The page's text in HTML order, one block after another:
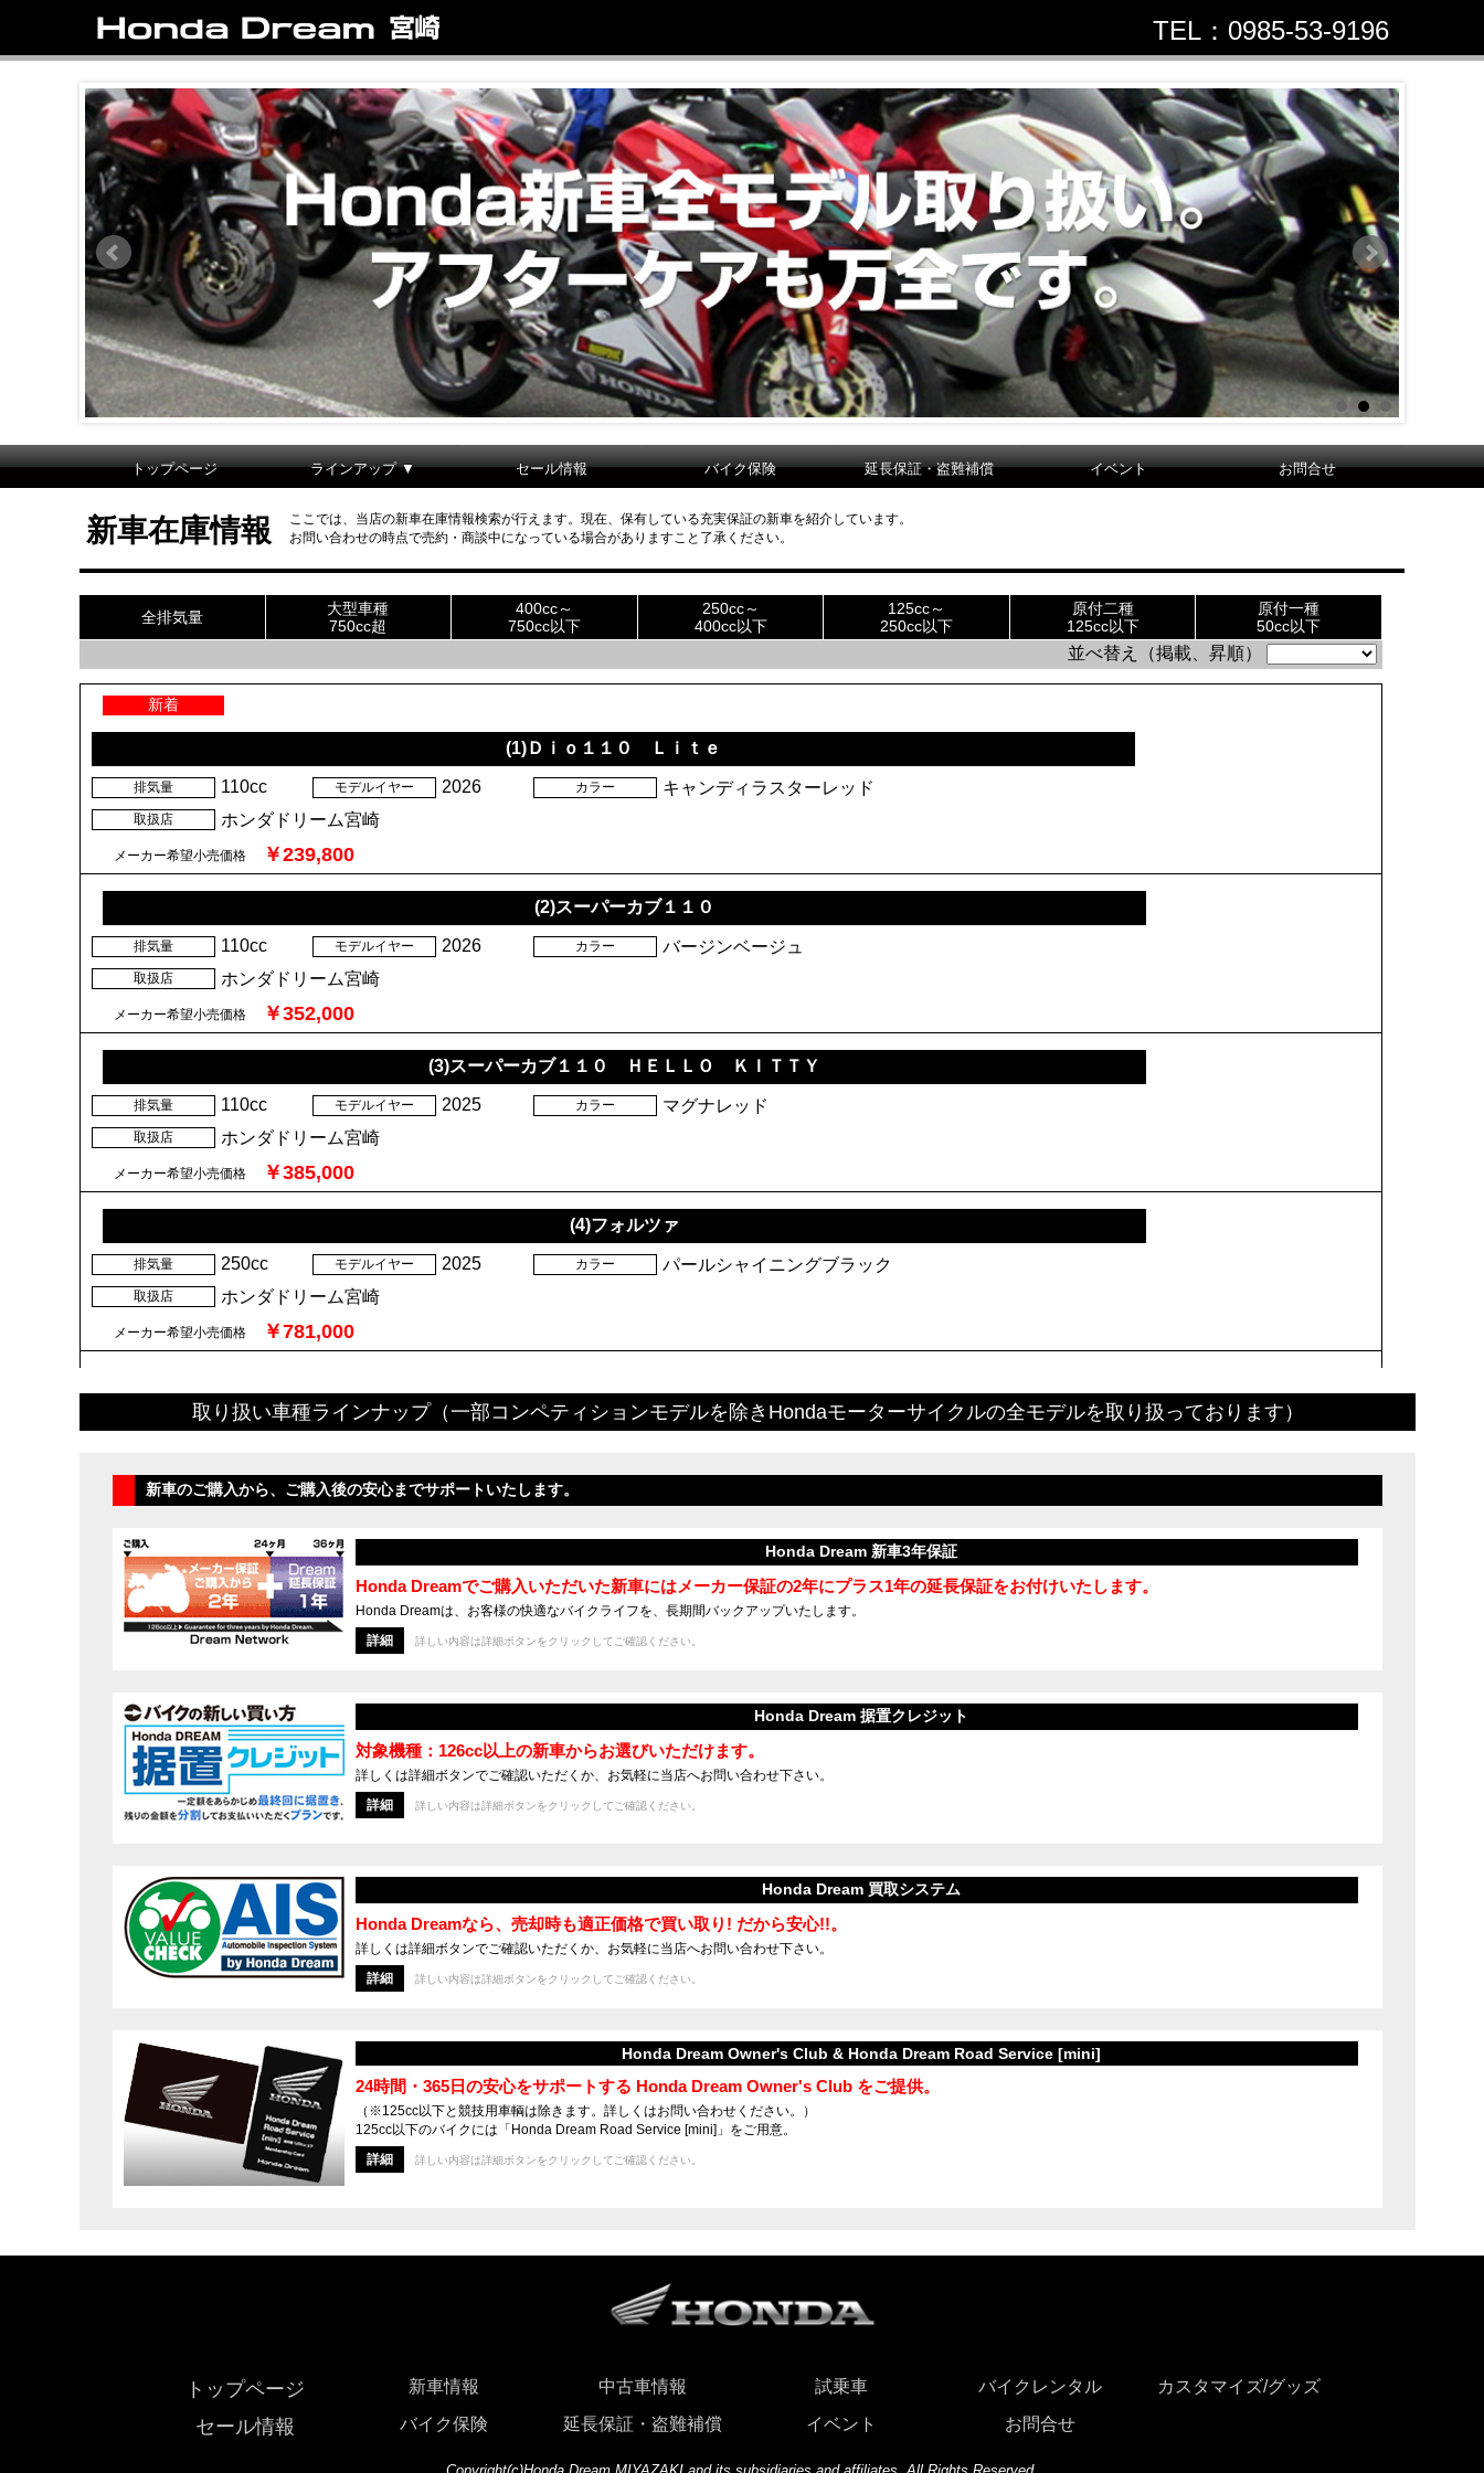
TEL：0985-53-9196
トップページ ラインアップ ▼
新車情報
中古車情報
試乗車
バイクレンタル
カスタマイズ/グッズ
セール情報 バイク保険 延長保証・盗難補償 イベント お問合せ
新車在庫情報
ここでは、当店の新車在庫情報検索が行えます。現在、保有している充実保証の新車を紹介しています。
お問い合わせの時点で売約・商談中になっている場合がありますこと了承ください。
取り扱い車種ラインナップ（一部コンペティションモデルを除きHondaモーターサイクルの全モデルを取り扱っております）
新車のご購入から、ご購入後の安心までサポートいたします。
Honda Dream 新車3年保証
Honda Dreamでご購入いただいた新車にはメーカー保証の2年にプラス1年の延長保証をお付けいたします。
Honda Dreamは、お客様の快適なバイクライフを、長期間バックアップいたします。
詳細
詳しい内容は詳細ボタンをクリックしてご確認ください。
Honda Dream 据置クレジット
対象機種：126cc以上の新車からお選びいただけます。
詳しくは詳細ボタンでご確認いただくか、お気軽に当店へお問い合わせ下さい。
詳細
詳しい内容は詳細ボタンをクリックしてご確認ください。
Honda Dream 買取システム
Honda Dreamなら、売却時も適正価格で買い取り! だから安心!!。
詳しくは詳細ボタンでご確認いただくか、お気軽に当店へお問い合わせ下さい。
詳細
詳しい内容は詳細ボタンをクリックしてご確認ください。
Honda Dream Owner's Club & Honda Dream Road Service [mini]
24時間・365日の安心をサポートする Honda Dream Owner's Club をご提供。
（※125cc以下と競技用車輌は除きます。詳しくはお問い合わせください。）
125cc以下のバイクには「Honda Dream Road Service [mini]」をご用意。
詳細
詳しい内容は詳細ボタンをクリックしてご確認ください。
トップページ 新車情報 中古車情報 試乗車 バイクレンタル カスタマイズ/グッズ
セール情報 バイク保険 延長保証・盗難補償 イベント お問合せ
Copyright(c)Honda Dream MIYAZAKI and its subsidiaries and affiliates. All Rights Reserved.